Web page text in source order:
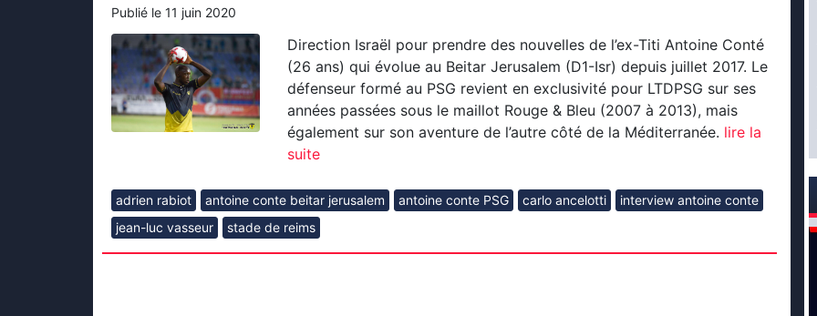
Publié le 11 juin 2020
Direction Israël pour prendre des nouvelles de l’ex-Titi Antoine Conté
(26 ans) qui évolue au Beitar Jerusalem (D1-Isr) depuis juillet 2017. Le
défenseur formé au PSG revient en exclusivité pour LTDPSG sur ses
années passées sous le maillot Rouge & Bleu (2007 à 2013), mais
également sur son aventure de l’autre côté de la Méditerranée. lire la
suite
adrien rabiot antoine conte beitar jerusalem antoine conte PSG carlo ancelotti
interview antoine conte
jean-luc vasseur
stade de reims